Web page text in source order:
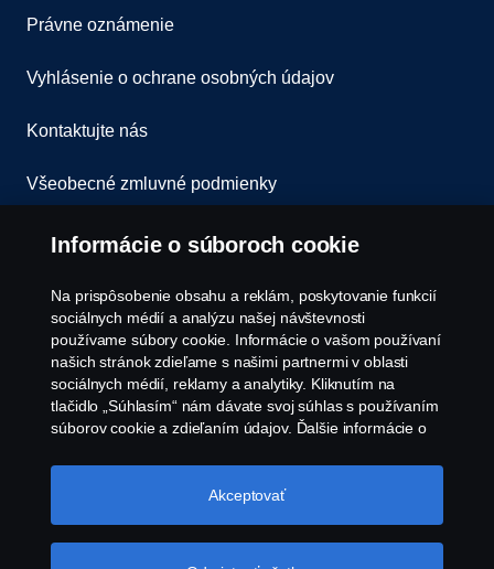
Právne oznámenie
Vyhlásenie o ochrane osobných údajov
Kontaktujte nás
Všeobecné zmluvné podmienky
Oznámenie porušenia predpisov
Zásady Cookies
Zásady používania súborov cookie spoločnosti
Scania
Informácie o súboroch cookie
Na prispôsobenie obsahu a reklám, poskytovanie funkcií
sociálnych médií a analýzu našej návštevnosti
používame súbory cookie. Informácie o vašom používaní
našich stránok zdieľame s našimi partnermi v oblasti
sociálnych médií, reklamy a analytiky. Kliknutím na
tlačidlo „Súhlasím“ nám dávate svoj súhlas s používaním
súborov cookie a zdieľaním údajov. Ďalšie informácie o
o súboroch cookie, ktorú nájdete kliknutím na odkaz za
týmto textom. Svoje súbory cookie môžete spravovať tiež
Akceptovať